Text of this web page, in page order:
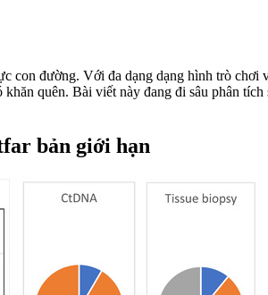
con đường. Với đa dạng dạng hình trò chơi
quên. Bài viết này đang đi sâu phân
bản giới hạn